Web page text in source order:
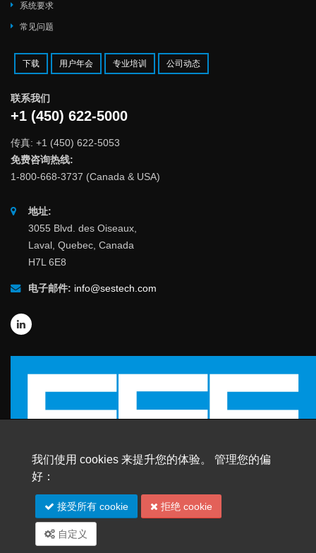
系统要求
常见问题
下载 用户年会 专业培训 公司动态
联系我们
+1 (450) 622-5000
传真: +1 (450) 622-5053
免费咨询热线:
1-800-668-3737 (Canada & USA)
地址:
3055 Blvd. des Oiseaux,
Laval, Quebec, Canada
H7L 6E8
电子邮件: info@sestech.com
© 2026 SafEngServices & technologies ltd.
版权所有 | 商标
我们使用 cookies 来提升您的体验。 管理您的偏
好：
接受所有 cookie 拒绝 cookie
自定义